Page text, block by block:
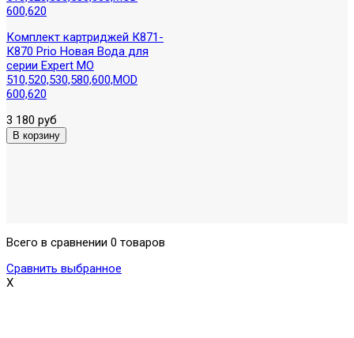
Комплект картриджей К871-
К870 Prio Новая Вода для
серии Expert МО
510,520,530,580,600,МOD
600,620
3 180 руб
Всего в сравнении 0 товаров
Сравнить выбранное
X